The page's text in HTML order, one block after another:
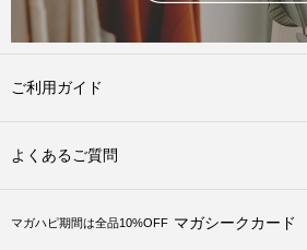
ご利用ガイド
よくあるご質問
マガハピ期間は全品10%OFF マガシークカード